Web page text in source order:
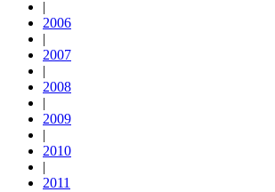
|
2006
|
2007
|
2008
|
2009
|
2010
|
2011